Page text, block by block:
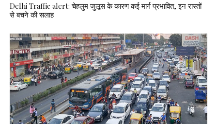
Delhi Traffic alert: चेहलुम जुलूस के कारण कई मार्ग प्रभावित, इन रास्तों
से बचने की सलाह